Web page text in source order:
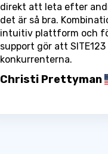
direkt att leta efter
det är så bra.
intuitiv plattform och
support gör att
konkurrenterna.
Christi Prettyman